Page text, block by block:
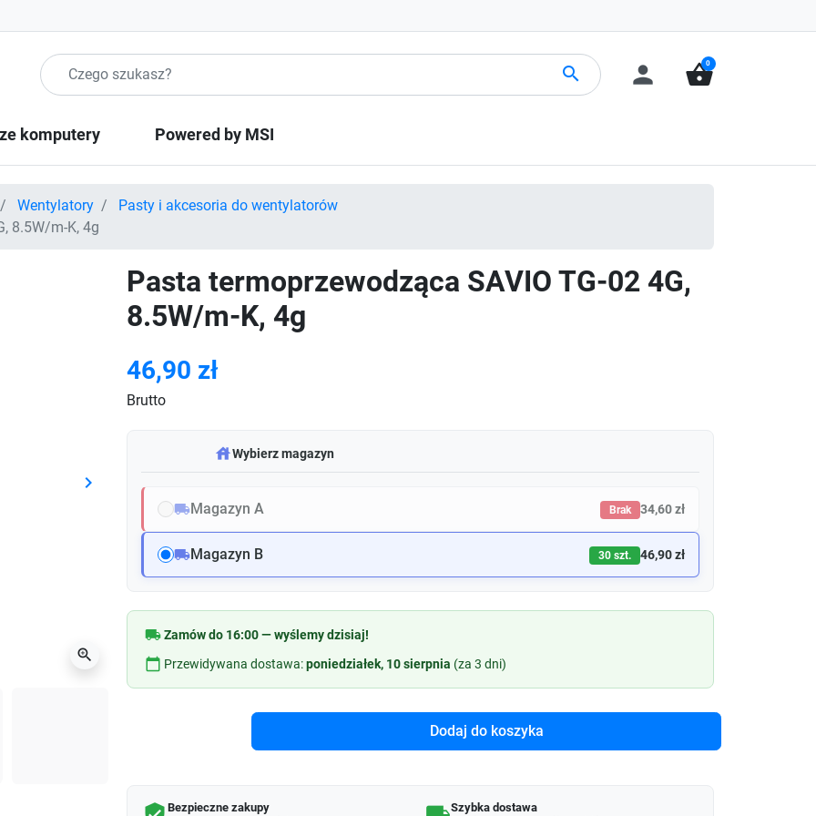
Szukaj produktow search person shopping_basket
0
komputery Powered by MSI
Wentylatory
Pasty i akcesoria do wentylatorów
8.5W/m-K, 4g
Następny
keyboard_arrow_right
zoom_in
Pasta termoprzewodząca SAVIO TG-02 4G,
8.5W/m-K, 4g
46,90 zł
Brutto
warehouseWybierz magazyn
local_shippingMagazyn A Brak 34,60 zł
local_shippingMagazyn B 30 szt. 46,90 zł
local_shippingZamów do 16:00 — wyślemy dzisiaj!
calendar_today Przewidywana dostawa:poniedziałek, 10 sierpnia (za 3 dni)
Dodaj do koszyka
Bezpieczne zakupy Szybka dostawa